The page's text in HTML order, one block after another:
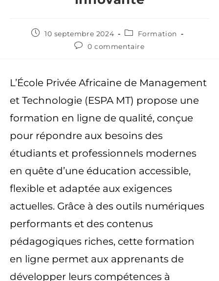
10 septembre 2024
Formation
0 commentaire
L’École Privée Africaine de Management
et Technologie (ESPA MT) propose une
formation en ligne de qualité, conçue
pour répondre aux besoins des
étudiants et professionnels modernes
en quête d’une éducation accessible,
flexible et adaptée aux exigences
actuelles. Grâce à des outils numériques
performants et des contenus
pédagogiques riches, cette formation
en ligne permet aux apprenants de
développer leurs compétences à